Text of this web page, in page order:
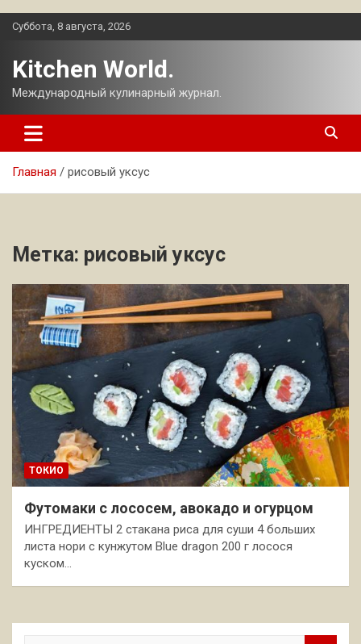
Перейти
Суббота, 8 августа, 2026
Kitchen World.
Международный кулинарный журнал.
Главная рисовый уксус
Метка: рисовый уксус
ТОКИО
Футомаки с лососем, авокадо и огурцом
ИНГРЕДИЕНТЫ 2 стакана риса для суши 4 больших
листа нори с кунжутом Blue dragon 200 г лосося
куском…